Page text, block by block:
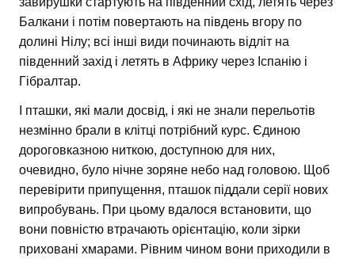
Балкани і потім повертають на південь вгору по
долині Нілу; всі інші види починають відліт на
південний захід і летять в Африку через Іспанію і
Гібралтар.
І пташки, які мали досвід, і які не знали перельотів
незмінно брали в клітці потрібний курс. Єдиною
дороговказною ниткою, доступною для них,
очевидно, було нічне зоряне небо над головою. Щоб
перевірити припущення, пташок піддали серії нових
випробувань. При цьому вдалося встановити, що
вони повністю втрачають орієнтацію, коли зірки
приховані хмарами. Рівним чином вони приходили в